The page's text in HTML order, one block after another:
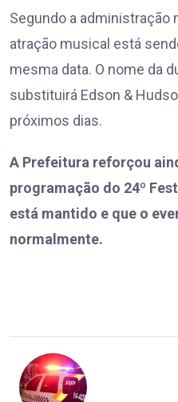
Segundo a administração
atração musical está
mesma data. O nome da
substituirá Edson &
próximos dias.
A Prefeitura reforçou
programação do 24º
está mantido e que o
normalmente.